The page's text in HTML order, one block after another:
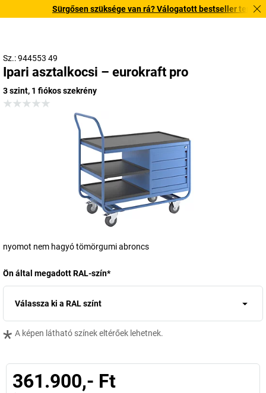
Sürgősen szüksége van rá? Válogatott bestseller
Sz.: 944553 49
Ipari asztalkocsi – eurokraft pro
3 szint, 1 fiókos szekrény
nyomot nem hagyó tömörgumi abroncs
Ön által megadott RAL-szín*
Válassza ki a RAL színt
* A képen látható színek eltérőek lehetnek.
361.900,- Ft